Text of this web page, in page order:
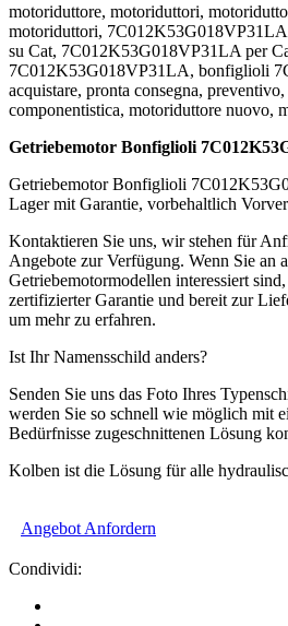
motoriduttore, motoriduttori,
motoriduttori,
su Cat, 7C012K53G018VP31LA per
7C012K53G018VP31LA, bonfiglioli
acquistare, pronta consegna,
componentistica, motoriduttore nuovo,
Getriebemotor Bonfiglioli
Getriebemotor Bonfiglioli
Lager mit Garantie, vorbehaltlich
Kontaktieren Sie uns, wir stehen für
Angebote zur Verfügung. Wenn Sie an
Getriebemotormodellen interessiert
zertifizierter Garantie und bereit zur
um mehr zu erfahren.
Ist Ihr Namensschild anders?
Senden Sie uns das Foto Ihres
werden Sie so schnell wie möglich mit
Bedürfnisse zugeschnittenen Lösung
Kolben ist die Lösung für alle
Angebot Anfordern
Condividi: